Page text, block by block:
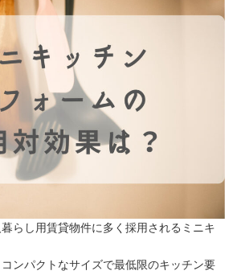
らし用賃貸物件に多く採用されるミニキ
ンパクトなサイズで最低限のキッチン要